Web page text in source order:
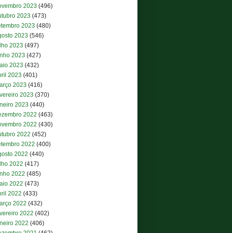
2023 (496)
2023 (473)
2023 (480)
2023 (546)
2023 (497)
2023 (427)
2023 (432)
2023 (401)
2023 (416)
2023 (370)
2023 (440)
2022 (463)
2022 (430)
2022 (452)
2022 (400)
2022 (440)
2022 (417)
2022 (485)
2022 (473)
2022 (433)
2022 (432)
2022 (402)
2022 (406)